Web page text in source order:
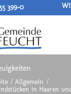
399-0
/ Allgemein /
in Haaren